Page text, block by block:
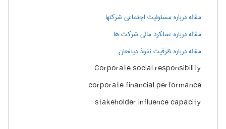
مقاله درباره مسئولیت اجتماعی شرکت­ها
مقاله درباره عملکرد مالی شرکت ها
مقاله درباره ظرفیت نفوذ دینفعان
Corporate social responsibility
corporate financial performance
stakeholder influence capacity